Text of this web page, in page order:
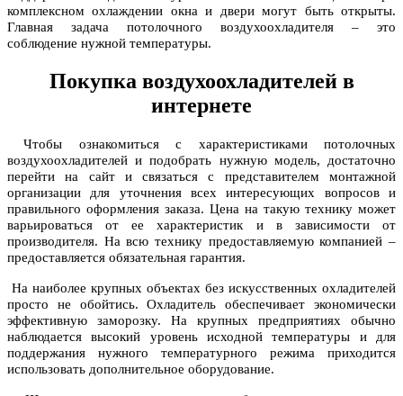
комплексном охлаждении окна и двери могут быть открыты.
Главная задача потолочного воздухоохладителя – это
соблюдение нужной температуры.
Покупка воздухоохладителей в
интернете
Чтобы ознакомиться с характеристиками потолочных
воздухоохладителей и подобрать нужную модель, достаточно
перейти на сайт и связаться с представителем монтажной
организации для уточнения всех интересующих вопросов и
правильного оформления заказа. Цена на такую технику может
варьироваться от ее характеристик и в зависимости от
производителя. На всю технику предоставляемую компанией –
предоставляется обязательная гарантия.
На наиболее крупных объектах без искусственных охладителей
просто не обойтись. Охладитель обеспечивает экономически
эффективную заморозку. На крупных предприятиях обычно
наблюдается высокий уровень исходной температуры и для
поддержания нужного температурного режима приходится
использовать дополнительное оборудование.